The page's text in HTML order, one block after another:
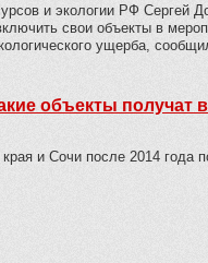
и экологии РФ Сергей
свои объекты в
ущерба,
объекты
и Сочи после 2014 года